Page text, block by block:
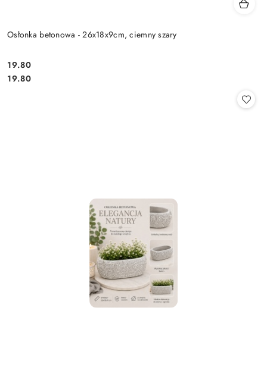
Osłonka betonowa - 26x18x9cm, ciemny szary
Cena:
19.80
Cena:
19.80